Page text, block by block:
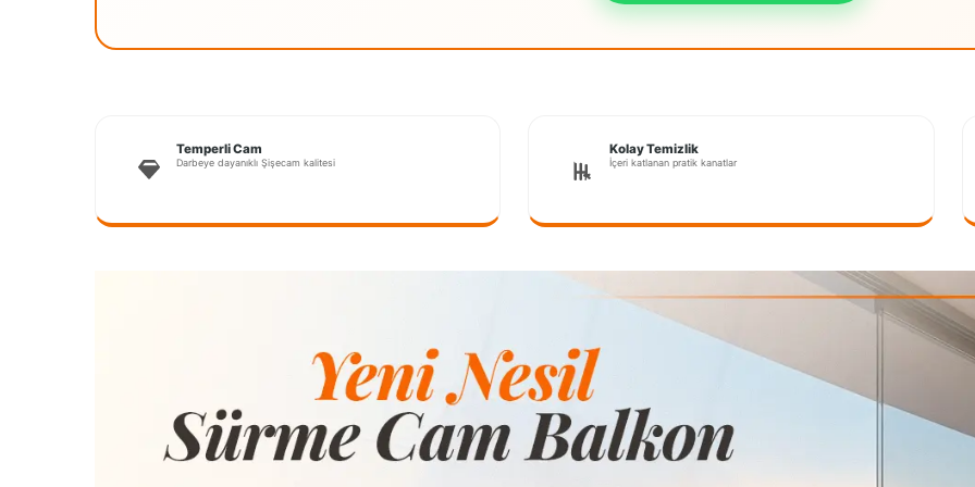
Temperli Cam
Darbeye dayanıklı Şişecam kalitesi
Kolay Temizlik
İçeri katlanan pratik kanatlar